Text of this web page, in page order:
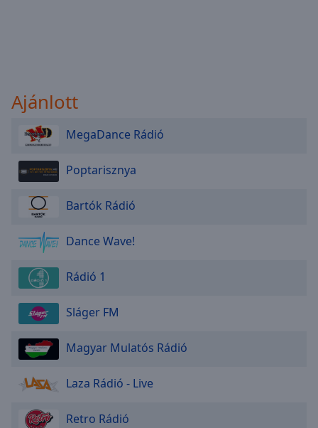
Ajánlott
MegaDance Rádió
Poptarisznya
Bartók Rádió
Dance Wave!
Rádió 1
Sláger FM
Magyar Mulatós Rádió
Laza Rádió - Live
Retro Rádió